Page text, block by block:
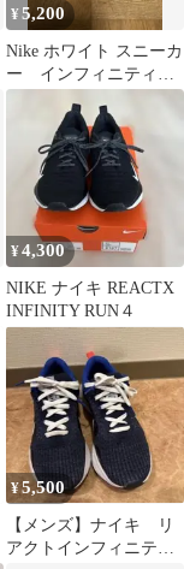
¥5,200
Nike ホワイト スニーカ
ー インフィニティラ
ン4
¥4,300
NIKE ナイキ REACTX
INFINITY RUN４
¥5,500
【メンズ】ナイキ リ
アクトインフィニティ